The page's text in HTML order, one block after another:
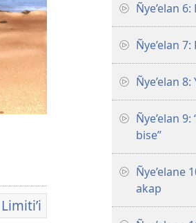
Limiti’i
Ñye’elan
Ñye’elan
Ñye’elan
Ñye’elan
bise”
Ñye’elane
akap